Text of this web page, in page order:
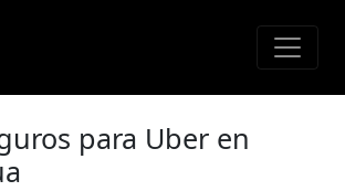
para Uber en